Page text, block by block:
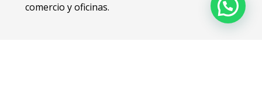
comercio y oficinas.